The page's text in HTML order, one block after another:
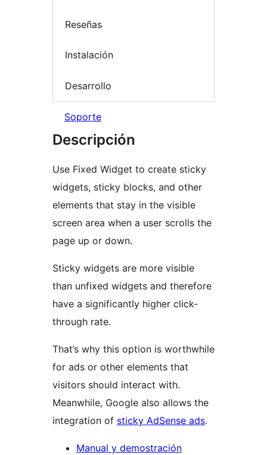
Reseñas
Instalación
Desarrollo
Soporte
Descripción
Use Fixed Widget to create sticky
widgets, sticky blocks, and other
elements that stay in the visible
screen area when a user scrolls the
page up or down.
Sticky widgets are more visible
than unfixed widgets and therefore
have a significantly higher click-
through rate.
That’s why this option is worthwhile
for ads or other elements that
visitors should interact with.
Meanwhile, Google also allows the
integration of sticky AdSense ads.
Manual y demostración